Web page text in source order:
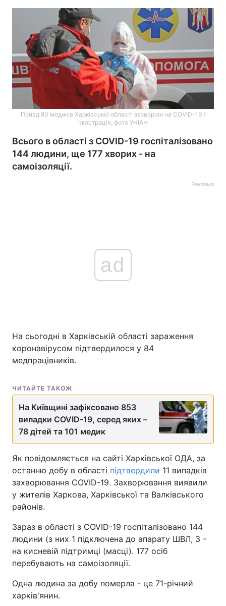
Понад 80 медиків Харківської області захворіли на СOVID-19 /
Ілюстрація, фото УНІАН
Всього в області з COVID-19 госпіталізовано
144 людини, ще 177 хворих - на
самоізоляції.
Реклама
ad
На сьогодні в Харківській області зараження
коронавірусом підтвердилося у 84
медпрацівників.
ЧИТАЙТЕ ТАКОЖ
На Київщині зафіксовано 853
випадки COVID-19, серед яких –
78 дітей та 101 медик
Як повідомляється на сайті Харківської ОДА, за
останню добу в області підтвердили 11 випадків
захворювання COVID-19. Захворювання виявили
у жителів Харкова, Харківської та Валківського
районів.
Зараз в області з COVID-19 госпіталізовано 144
людини (з них 1 підключена до апарату ШВЛ, 3 -
на кисневій підтримці (масці). 177 осіб
перебувають на самоізоляції.
Одна людина за добу померла - це 71-річний
харків'янин.